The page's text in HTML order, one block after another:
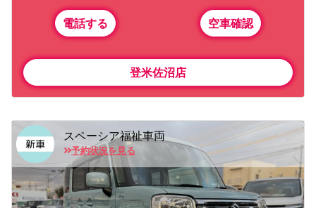
電話する 空車確認
登米佐沼店
スペーシア福祉車両
予約状況を見る